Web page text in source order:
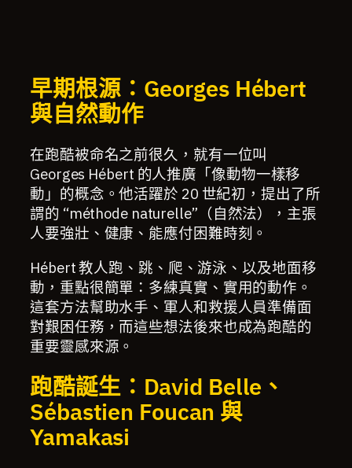
早期根源：Georges Hébert
與自然動作
在跑酷被命名之前很久，就有一位叫
Georges Hébert 的人推廣「像動物一樣移
動」的概念。他活躍於 20 世紀初，提出了所
謂的 “méthode naturelle”（自然法），主張
人要強壯、健康、能應付困難時刻。
Hébert 教人跑、跳、爬、游泳、以及地面移
動，重點很簡單：多練真實、實用的動作。
這套方法幫助水手、軍人和救援人員準備面
對艱困任務，而這些想法後來也成為跑酷的
重要靈感來源。
跑酷誕生：David Belle、
Sébastien Foucan 與
Yamakasi